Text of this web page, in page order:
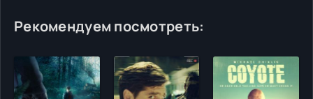
Рекомендуем посмотреть: